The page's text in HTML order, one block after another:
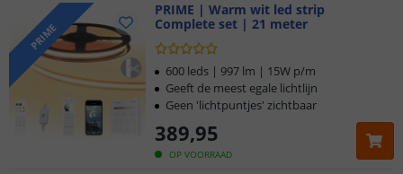
PRIME
PRIME | Warm wit led strip
Complete set | 21 meter
OP VOORRAAD
389,95
600 leds | 997 lm | 15W p/m
Geeft de meest egale lichtlijn
Geen 'lichtpuntjes' zichtbaar